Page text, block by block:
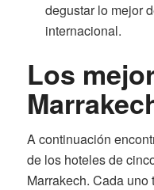
degustar lo mejor
internacional.
Los
A continuación
de los hoteles de
Marrakech. Cada